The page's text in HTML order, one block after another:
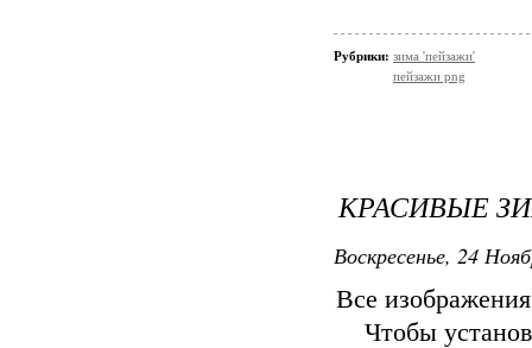
Рубрики: зима 'пейзажи'
пейзажи png
КРАСИВЫЕ
Воскресенье, 24
Все
Чтобы